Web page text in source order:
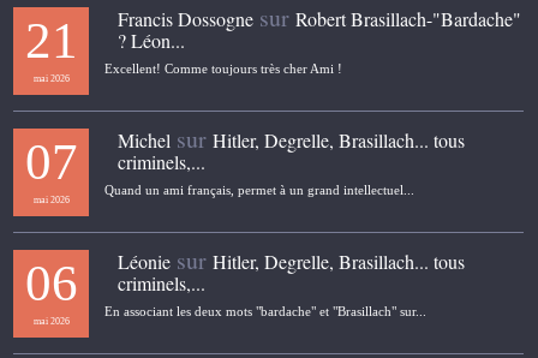
21
mai 2026
Francis Dossogne surRobert Brasillach-"Bardache"
? Léon...
Excellent! Comme toujours très cher Ami !
07
mai 2026
Michel surHitler, Degrelle, Brasillach... tous
criminels,...
Quand un ami français, permet à un grand intellectuel...
06
mai 2026
Léonie surHitler, Degrelle, Brasillach... tous
criminels,...
En associant les deux mots "bardache" et "Brasillach" sur...